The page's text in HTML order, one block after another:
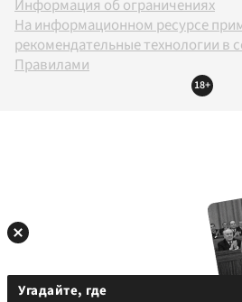
Информация об ограничениях
На информационном ресурсе
рекомендательные технологии в
Правилами
18+
Угадайте, где